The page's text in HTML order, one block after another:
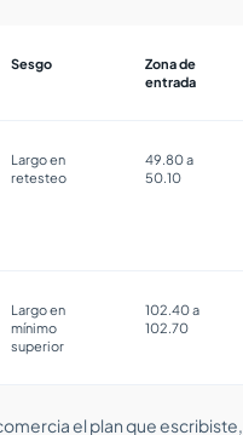
Sesgo
Zona de
entrada
Largo en
retesteo
49.80 a
50.10
Largo en
mínimo
superior
102.40 a
102.70
el plan que